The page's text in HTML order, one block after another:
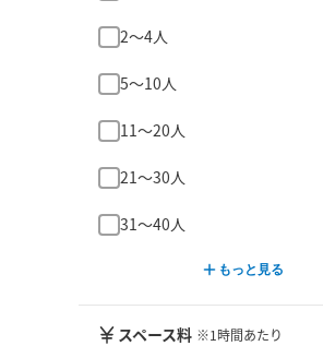
2〜4人
5〜10人
11〜20人
21〜30人
31〜40人
もっと見る
スペース料 ※1時間あたり